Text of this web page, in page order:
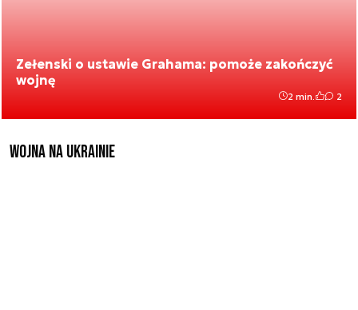
Zełenski o ustawie Grahama: pomoże zakończyć
wojnę
2 min. 2
Wojna na Ukrainie